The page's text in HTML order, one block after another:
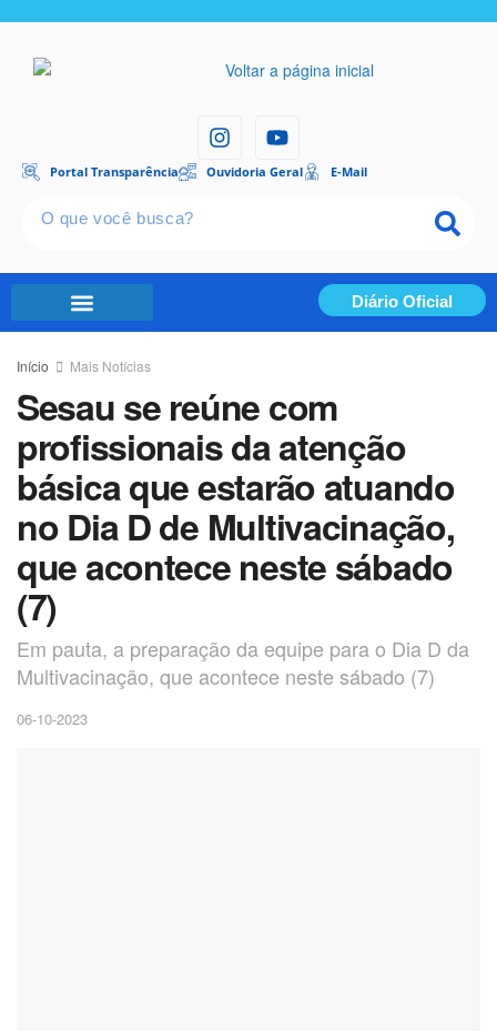
Portal Transparência Ouvidoria Geral E-Mail
Diário Oficial
Início Mais Notícias
Sesau se reúne com
profissionais da atenção
básica que estarão atuando
no Dia D de Multivacinação,
que acontece neste sábado
(7)
Em pauta, a preparação da equipe para o Dia D da
Multivacinação, que acontece neste sábado (7)
06-10-2023